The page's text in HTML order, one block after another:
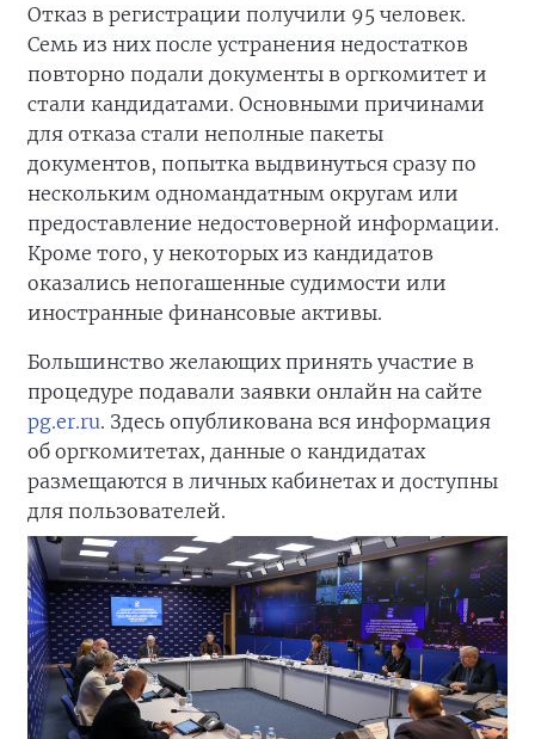
Отказ в регистрации получили 95 человек.
Семь из них после устранения недостатков
повторно подали документы в оргкомитет и
стали кандидатами. Основными причинами
для отказа стали неполные пакеты
документов, попытка выдвинуться сразу по
нескольким одномандатным округам или
предоставление недостоверной информации.
Кроме того, у некоторых из кандидатов
оказались непогашенные судимости или
иностранные финансовые активы.
Большинство желающих принять участие в
процедуре подавали заявки онлайн на сайте
pg.er.ru. Здесь опубликована вся информация
об оргкомитетах, данные о кандидатах
размещаются в личных кабинетах и доступны
для пользователей.